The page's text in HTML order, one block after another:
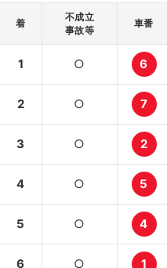
着
不成立
事故等
車番
1 ○ 6
2 ○ 7
3 ○ 2
4 ○ 5
5 ○ 4
6 ○ 1